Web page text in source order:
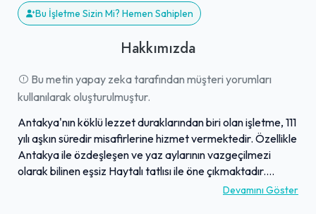
Bu İşletme Sizin Mi? Hemen Sahiplen
Hakkımızda
Bu metin yapay zeka tarafından müşteri yorumları
kullanılarak oluşturulmuştur.
Antakya'nın köklü lezzet duraklarından biri olan işletme, 111
yılı aşkın süredir misafirlerine hizmet vermektedir. Özellikle
Antakya ile özdeşleşen ve yaz aylarının vazgeçilmezi
olarak bilinen eşsiz Haytalı tatlısı ile öne çıkmaktadır.
Dondurma, muhallebi ve gül suyunun harmanlandığı bu
Devamını Göster